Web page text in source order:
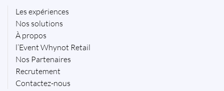
Les expériences
Nos solutions
À propos
l’Event Whynot Retail
Nos Partenaires
Recrutement
Contactez-nous